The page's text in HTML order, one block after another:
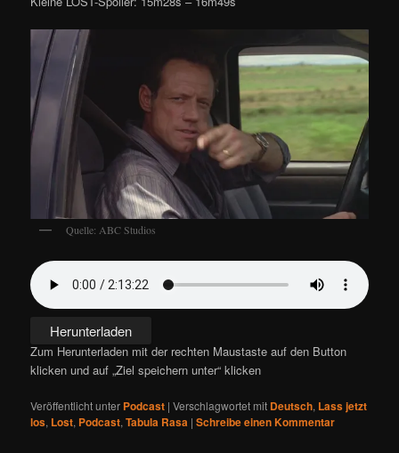
Quelle: ABC Studios
Herunterladen
Zum Herunterladen mit der rechten Maustaste auf den Button
klicken und auf „Ziel speichern unter“ klicken
Veröffentlicht unter Podcast |Verschlagwortet mit Deutsch, Lass jetzt
los, Lost, Podcast,Tabula Rasa |Schreibe einen Kommentar